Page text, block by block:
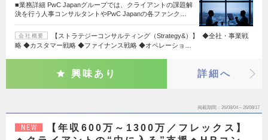
■業務詳細 PwC Japanグループでは、クライアントの課題解
決を行う人事コンサルタントやPwC Japanの各ファンク…
会社概要
【ストラテジーコンサルティング（Strategy&）】 ◆全社・事業戦
略 ◆カスタマー戦略 ◆ファイナンス戦略 ◆オペレーショ…
興味あり 詳細へ
掲載期間 26/08/04～26/08/17
NEW
【年収600万～1300万／フレックス】